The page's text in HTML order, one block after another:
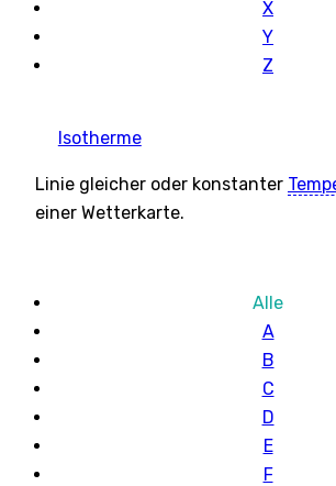
X
Y
Z
Isotherme
Linie gleicher oder konstanter
einer Wetterkarte.
Alle
A
B
C
D
E
F